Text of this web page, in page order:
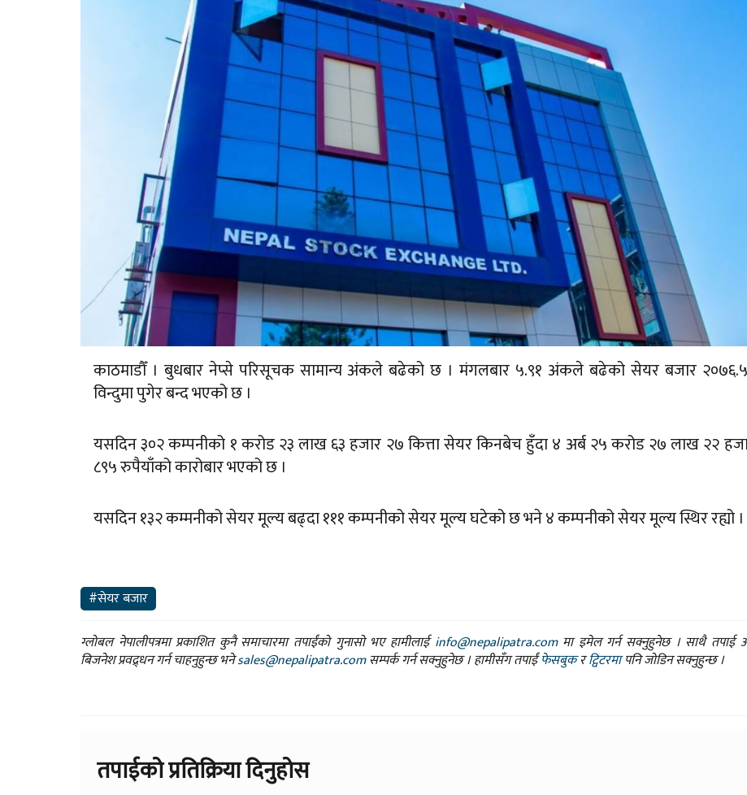
काठमाडौँ । बुधबार नेप्से परिसूचक सामान्य अंकले बढेको छ । मंगलबार ५.९१ अंकले बढेको सेयर बजार
विन्दुमा पुगेर बन्द भएको छ ।
यसदिन ३०२ कम्पनीको १ करोड २३ लाख ६३ हजार २७ कित्ता सेयर किनबेच हुँदा ४ अर्ब २५ करोड २७ लाख २२
८९५ रुपैयाँको कारोबार भएको छ ।
यसदिन १३२ कम्मनीको सेयर मूल्य बढ्दा १११ कम्पनीको सेयर मूल्य घटेको छ भने ४ कम्पनीको सेयर मूल्य स्थिर रह्यो ।
#सेयर बजार
ग्लोबल नेपालीपत्रमा प्रकाशित कुनै समाचारमा तपाईंको गुनासो भए हामीलाईinfo@nepalipatra.comमा इमेल गर्न सक्नुहुनेछ । साथै तपाई
बिजनेश प्रवद्र्धन गर्न चाहनुहुन्छ भनेsales@nepalipatra.comसम्पर्क गर्न सक्नुहुनेछ । हामीसँग तपाईंफेसबुकरट्विटरमापनि जोडिन सक्नुहुन्छ ।
तपाईको प्रतिक्रिया दिनुहोस